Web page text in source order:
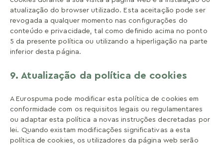
atualização do browser utilizado. Esta aceitação pode ser
revogada a qualquer momento nas configurações do
conteúdo e privacidade, tal como definido acima no ponto
5 da presente política ou utilizando a hiperligação na parte
inferior desta página.
9. Atualização da política de cookies
A Eurospuma pode modificar esta política de cookies em
conformidade com os requisitos legais ou regulamentares
ou adaptar esta política a novas instruções decretadas por
lei. Quando existam modificações significativas a esta
política de cookies, os utilizadores da página web serão